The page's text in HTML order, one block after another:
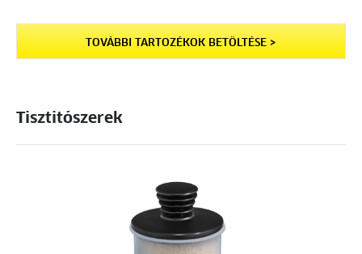
TOVÁBBI TARTOZÉKOK BETÖLTÉSE >
Tisztitószerek